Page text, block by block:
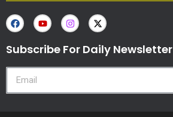
Subscribe For Daily Newsletter